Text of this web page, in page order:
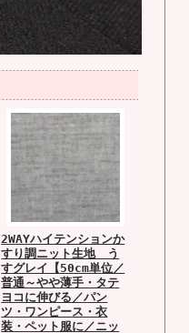
2WAYハイテンションか
すり調ニット生地 う
すグレイ【50cm単位／
普通～やや薄手・タテ
ヨコに伸びる／パン
ツ・ワンピース・衣
装・ペット服に／ニッ